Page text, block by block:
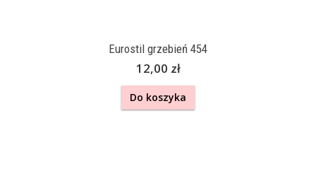
Eurostil grzebień 454
12,00 zł
Do koszyka